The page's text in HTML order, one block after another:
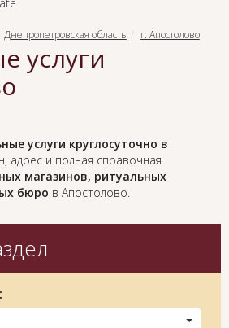
Днепропетровская область г. Апостолово
услуги
услуги круглосуточно в
адрес и полная справочная
магазинов, ритуальных
бюро в Апостолово.